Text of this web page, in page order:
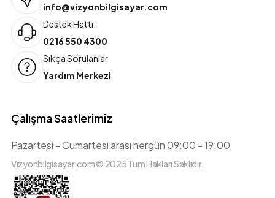
info@vizyonbilgisayar.com
Destek Hattı:
0216 550 4300
Sıkça Sorulanlar
Yardım Merkezi
Çalışma Saatlerimiz
Pazartesi - Cumartesi arası hergün 09:00 - 19:00
Vizyonbilgisayar.com © 2025 Tüm Hakları Saklıdır.